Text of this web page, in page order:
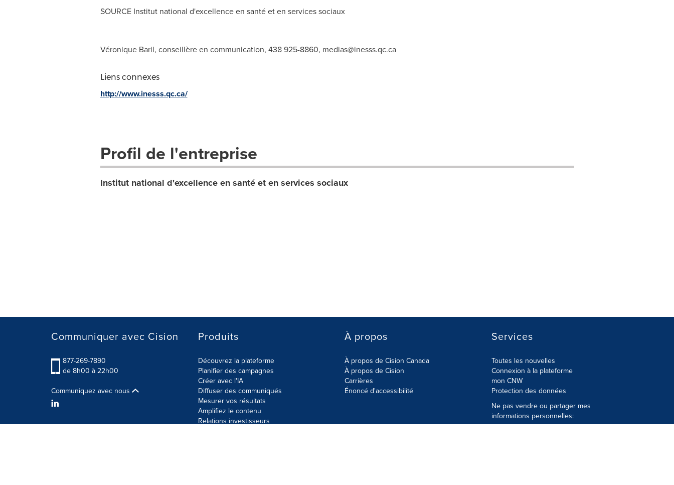
SOURCE Institut national d'excellence en santé et en services sociaux
Véronique Baril, conseillère en communication, 438 925-8860, medias@inesss.qc.ca
Liens connexes
http://www.inesss.qc.ca/
Profil de l'entreprise
Institut national d'excellence en santé et en services sociaux
Communiquer avec Cision
877-269-7890
de 8h00 à 22h00
Communiquez avec nous
Produits
Découvrez la plateforme
Planifier des campagnes
Créer avec l'IA
Diffuser des communiqués
Mesurer vos résultats
Amplifiez le contenu
Relations investisseurs
À propos
À propos de Cision Canada
À propos de Cision
Carrières
Énoncé d'accessibilité
Services
Toutes les nouvelles
Connexion à la plateforme
mon CNW
Protection des données
Ne pas vendre ou partager mes
informations personnelles: